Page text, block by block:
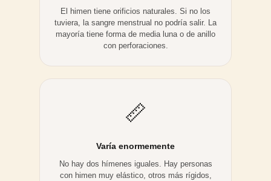
El himen tiene orificios naturales. Si no los
tuviera, la sangre menstrual no podría salir. La
mayoría tiene forma de media luna o de anillo
con perforaciones.
📏
Varía enormemente
No hay dos hímenes iguales. Hay personas
con himen muy elástico, otros más rígidos,